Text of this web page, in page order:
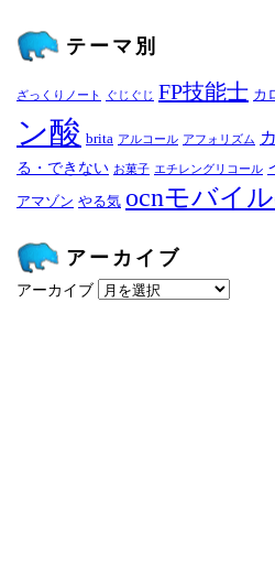
テーマ別
ざっくりノート ぐじぐじ FP技能士 カ
ン酸 brita アルコール アフォリズム
る・できない お菓子 エチレングリコール
アマゾン やる気 ocnモバイル
アーカイブ
アーカイブ